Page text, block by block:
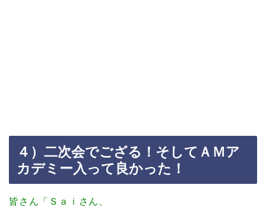
４）二次会でござる！そしてＡＭア
カデミー入って良かった！
皆さん「Ｓａｉさん、